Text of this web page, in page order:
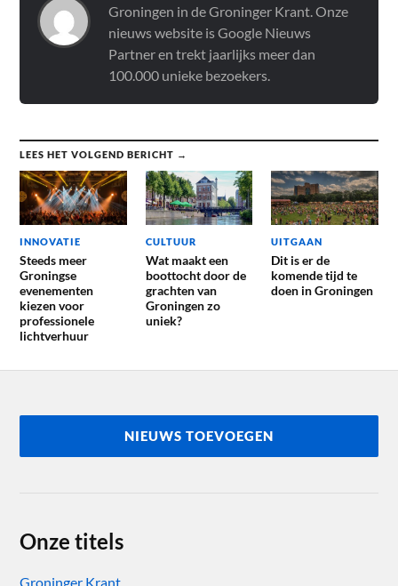
Groningen in de Groninger Krant. Onze
nieuws website is Google Nieuws
Partner en trekt jaarlijks meer dan
100.000 unieke bezoekers.
LEES HET VOLGEND BERICHT →
INNOVATIE
Steeds meer
Groningse
evenementen
kiezen voor
professionele
lichtverhuur
CULTUUR
Wat maakt een
boottocht door de
grachten van
Groningen zo
uniek?
UITGAAN
Dit is er de
komende tijd te
doen in Groningen
NIEUWS TOEVOEGEN
Onze titels
Groninger Krant